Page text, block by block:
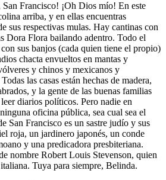
Francisco! ¡Oh Dios mío! En este
arriba, y en ellas encuentras
sus respectivas mulas. Hay cantinas con
Dora Flora bailando adentro. Todo el
con sus banjos (cada quien tiene el propio)
chacta envueltos en mantas y
y chinos y mexicanos y
las casas están hechas de madera,
y la gente de las buenas familias
diarios políticos. Pero nadie en
oficina pública, sea cual sea el
San Francisco es un sastre judío y sus
roja, un jardinero japonés, un conde
y una predicadora presbiteriana.
nombre Robert Louis Stevenson, quien
Tuya para siempre, Belinda.